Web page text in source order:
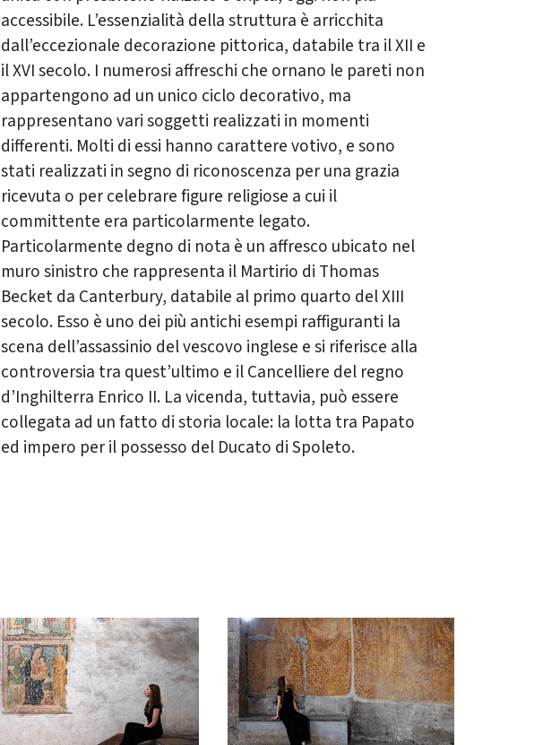
accessibile. L’essenzialità della struttura è arricchita
dall’eccezionale decorazione pittorica, databile tra il XII e
il XVI secolo. I numerosi affreschi che ornano le pareti non
appartengono ad un unico ciclo decorativo, ma
rappresentano vari soggetti realizzati in momenti
differenti. Molti di essi hanno carattere votivo, e sono
stati realizzati in segno di riconoscenza per una grazia
ricevuta o per celebrare figure religiose a cui il
committente era particolarmente legato.
Particolarmente degno di nota è un affresco ubicato nel
muro sinistro che rappresenta il Martirio di Thomas
Becket da Canterbury, databile al primo quarto del XIII
secolo. Esso è uno dei più antichi esempi raffiguranti la
scena dell’assassinio del vescovo inglese e si riferisce alla
controversia tra quest’ultimo e il Cancelliere del regno
d’Inghilterra Enrico II. La vicenda, tuttavia, può essere
collegata ad un fatto di storia locale: la lotta tra Papato
ed impero per il possesso del Ducato di Spoleto.